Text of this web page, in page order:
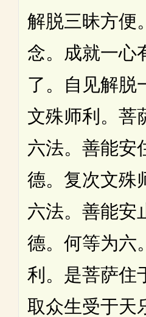
解脱三昧方便
念。成就一心
了。自见解脱
文殊师利。菩
六法。善能安
德。复次文殊
六法。善能安
德。何等为六
利。是菩萨住
取众生受于天